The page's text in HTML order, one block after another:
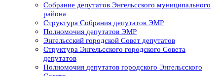
Собрание депутатов Энгельсского муниципального
района
Структура Собрания депутатов ЭМР
Полномочия депутатов ЭМР
Энгельсский городской Совет депутатов
Структура Энгельсского городского Совета
депутатов
Полномочия депутатов городского Энгельсского